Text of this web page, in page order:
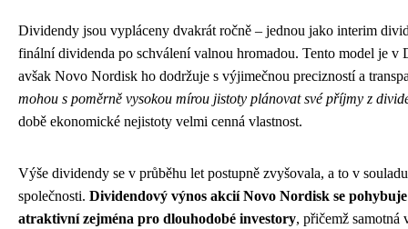
Dividendy jsou vypláceny dvakrát ročně – jednou jako interim
finální dividenda po schválení valnou hromadou. Tento model je v
avšak Novo Nordisk ho dodržuje s výjimečnou precizností a
mohou s poměrně vysokou mírou jistoty plánovat své příjmy z
době ekonomické nejistoty velmi cenná vlastnost.
Výše dividendy se v průběhu let postupně zvyšovala, a to v
společnosti. Dividendový výnos akcií Novo Nordisk se
atraktivní zejména pro dlouhodobé investory, přičemž samotná